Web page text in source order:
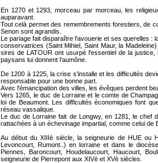
En 1270 et 1293, morceau par morceau, les
auparavant.
Tout celà permet des remembrements forestiers, de
Senon sont agrandis.
Le pariage fait disparaître l'avouerie et ses querelles :
conservatrices (Saint Mihiel, Saint Maur, la
sires de LATOUR ont usurpé l'essentiel de la
paysans lui donnent l'aumône.
De 1200 à 1225, la crise s'installe et les difficultés
responsable pour une bonne part.
Avec l'émancipation des villes, les évêques perdent
Vers 1265, le duc de Lorraine et le comte de
loi de Beaumont. Les difficultés économiques font
réseau vassalique.
Le duc de Lorraine fait de Longwy, en 1281, le chef
rattachées à un échevinage impartial, comme celui
Au début du XIIIè siècle, la seigneurie de HUE ou
Levoncourt, Rumont..) en lorraine et dans le
Piennes, Baroncourt, Houdelaucourt, Haucourt,
seigneurie de Pierrepont aux XIVè et XVè siècles.